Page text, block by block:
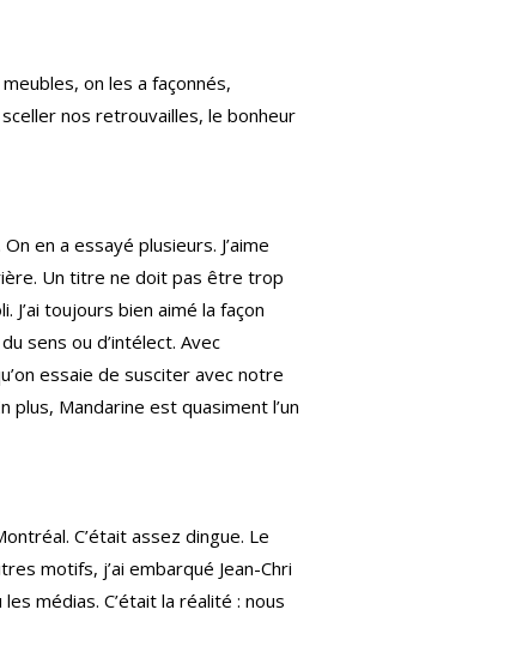
on les a façonnés,
nos retrouvailles, le bonheur
en a essayé plusieurs. J’aime
Un titre ne doit pas être trop
toujours bien aimé la façon
sens ou d’intélect. Avec
essaie de susciter avec notre
plus, Mandarine est quasiment l’un
C’était assez dingue. Le
motifs, j’ai embarqué Jean-Chri
médias. C’était la réalité : nous